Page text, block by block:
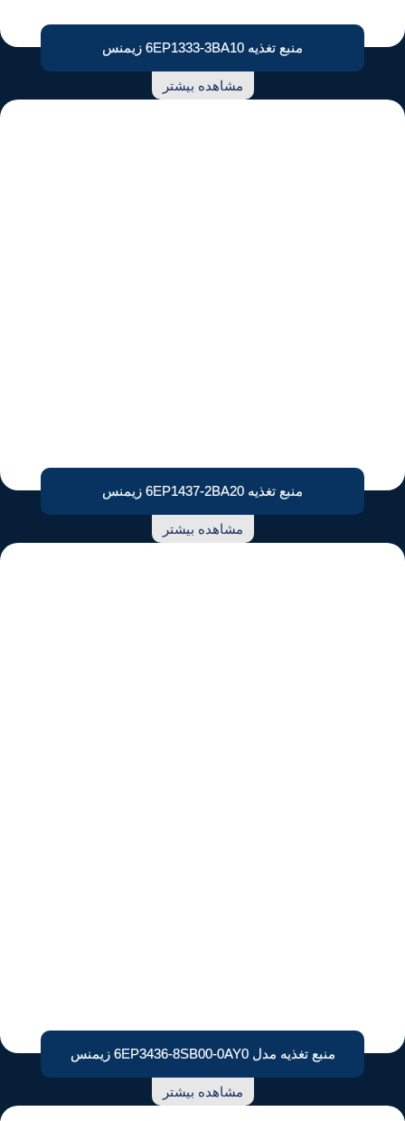
منبع تغذیه 6EP1333-3BA10 زیمنس
مشاهده بیشتر
منبع تغذیه 6EP1437-2BA20 زیمنس
مشاهده بیشتر
منبع تغذیه مدل 6EP3436-8SB00-0AY0 زیمنس
مشاهده بیشتر